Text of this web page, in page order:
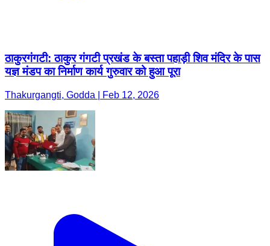
ठाकुरगंगटी: ठाकुर गंगटी प्रखंड के बस्ता पहाड़ी शिव मंदिर के पास
यज्ञ मंडप का निर्माण कार्य गुरुवार को हुआ पूरा
Thakurgangti, Godda | Feb 12, 2026